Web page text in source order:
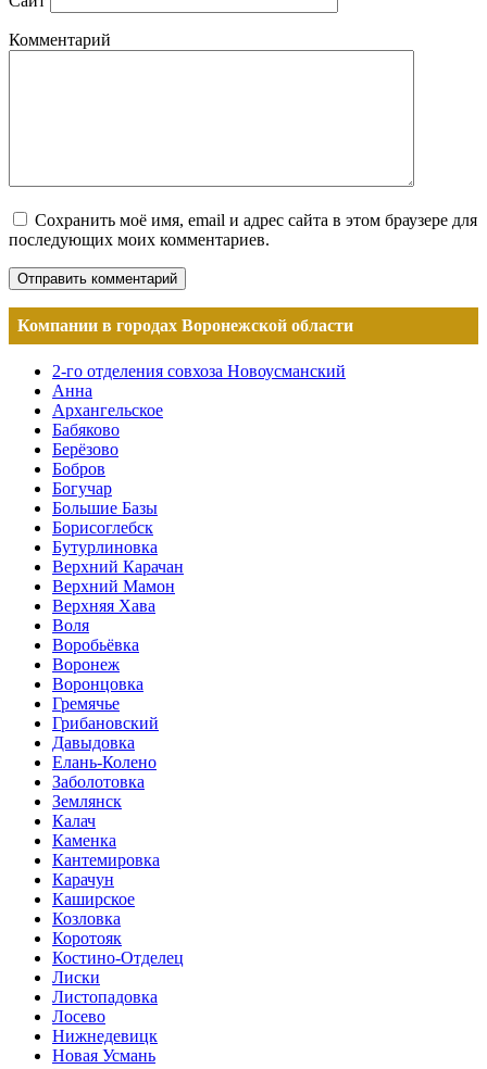
Комментарий
Сохранить моё имя, email и адрес сайта в этом браузере для
последующих моих комментариев.
Компании в городах Воронежской области
2-го отделения совхоза Новоусманский
Анна
Архангельское
Бабяково
Берёзово
Бобров
Богучар
Большие Базы
Борисоглебск
Бутурлиновка
Верхний Карачан
Верхний Мамон
Верхняя Хава
Воля
Воробьёвка
Воронеж
Воронцовка
Гремячье
Грибановский
Давыдовка
Елань-Колено
Заболотовка
Землянск
Калач
Каменка
Кантемировка
Карачун
Каширское
Козловка
Коротояк
Костино-Отделец
Лиски
Листопадовка
Лосево
Нижнедевицк
Новая Усмань